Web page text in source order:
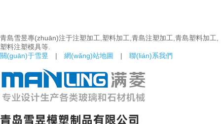
青島雪昱專(zhuān)注于注塑加工,塑料加工,青島注塑加工,青島塑料加工,
塑料注塑模具等.
關(guān)于雪昱 | 網(wǎng)站地圖 | 聯(lián)系我們